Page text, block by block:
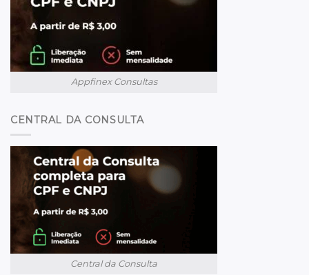
Appfinex Consultas
CENTRAL DA CONSULTA
Central da Consulta